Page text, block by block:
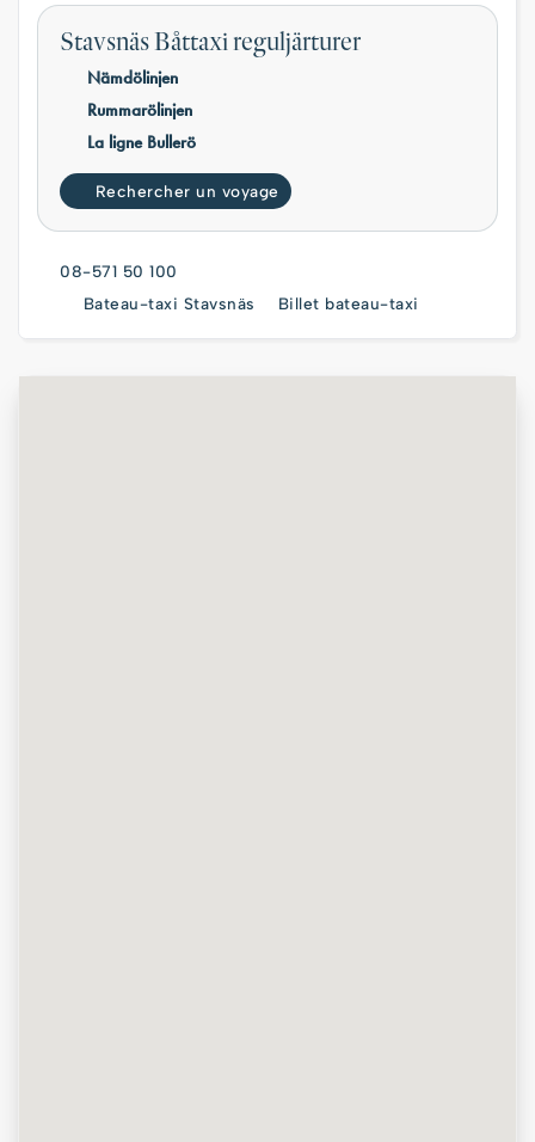
Stavsnäs Båttaxi reguljärturer
Nämdölinjen
Rummarölinjen
La ligne Bullerö
Rechercher un voyage
08-571 50 100
Bateau-taxi Stavsnäs
Billet bateau-taxi